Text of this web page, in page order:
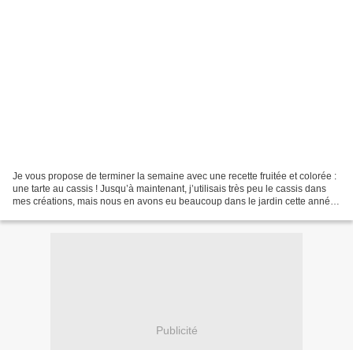
Je vous propose de terminer la semaine avec une recette fruitée et colorée :
une tarte au cassis ! Jusqu’à maintenant, j’utilisais très peu le cassis dans
mes créations, mais nous en avons eu beaucoup dans le jardin cette année.
Publicité